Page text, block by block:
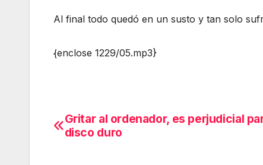
Al final todo quedó en un susto y tan solo
{enclose 1229/05.mp3}
Navegación
Gritar al ordenador, es perjudicial
disco duro